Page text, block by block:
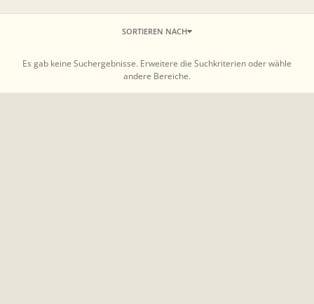
SORTIEREN NACH
Es gab keine Suchergebnisse. Erweitere die Suchkriterien oder wähle
andere Bereiche.